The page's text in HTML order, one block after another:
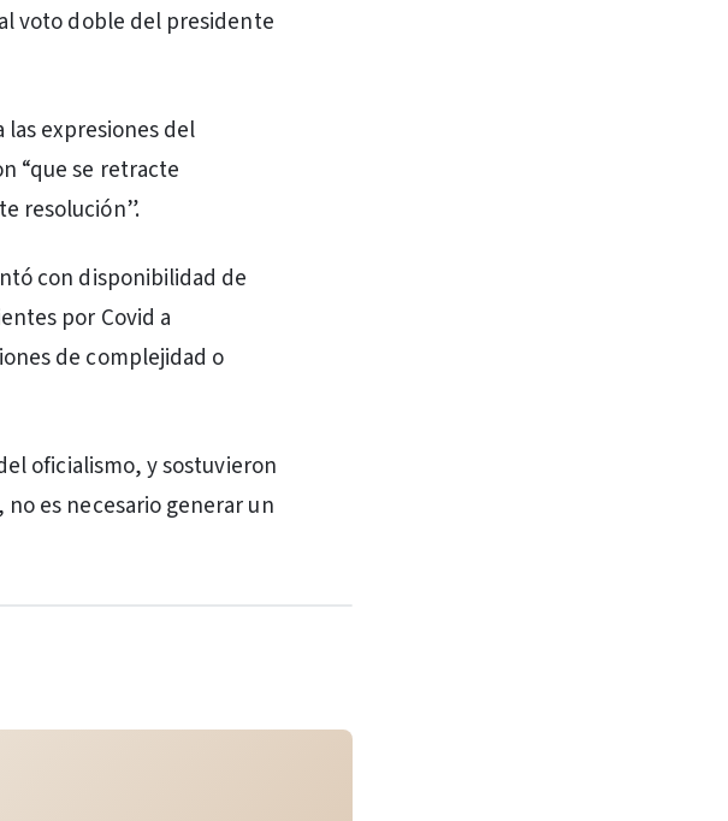
voto doble del presidente
las expresiones del
“que se retracte
resolución”.
con disponibilidad de
por Covid a
de complejidad o
oficialismo, y sostuvieron
es necesario generar un